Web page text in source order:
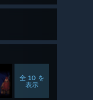
全 10 を
表示